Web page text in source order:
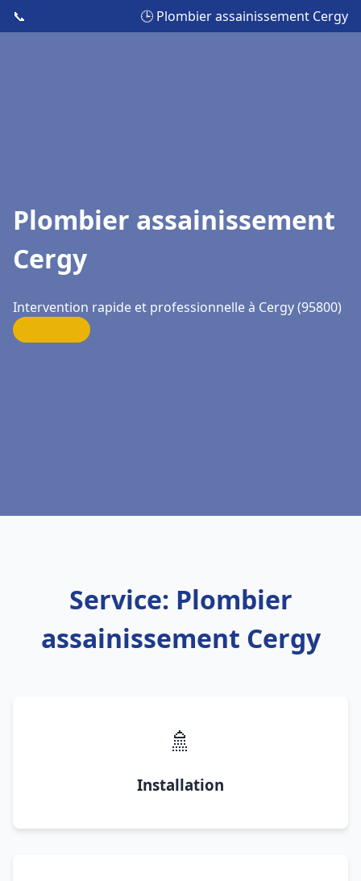
📞 🕒 Plombier assainissement Cergy
Plombier assainissement
Cergy
Intervention rapide et professionnelle à Cergy (95800)
Service: Plombier
assainissement Cergy
🚿
Installation